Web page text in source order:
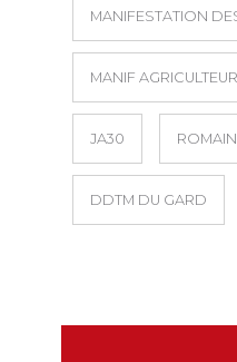
MANIFESTATION
MANIF
JA30
DDTM DU GARD